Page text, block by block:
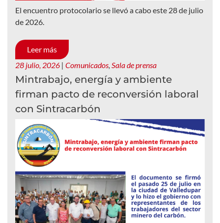
El encuentro protocolario se llevó a cabo este 28 de julio
de 2026.
Leer más
28 julio, 2026 | Comunicados, Sala de prensa
Mintrabajo, energía y ambiente
firman pacto de reconversión laboral
con Sintracarbón